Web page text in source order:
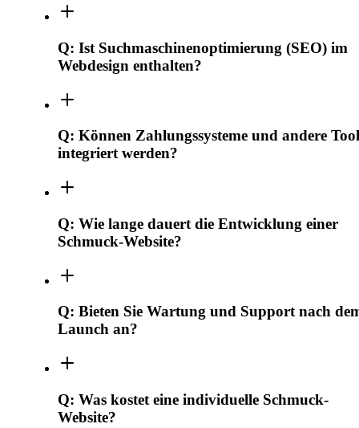
Q: Ist Suchmaschinenoptimierung (SEO) im
Webdesign enthalten?
Q: Können Zahlungssysteme und andere
integriert werden?
Q: Wie lange dauert die Entwicklung einer
Schmuck-Website?
Q: Bieten Sie Wartung und Support nach
Launch an?
Q: Was kostet eine individuelle Schmuck-
Website?